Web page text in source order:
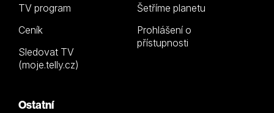
TV program
Ceník
Sledovat TV
(moje.telly.cz)
Šetříme planetu
Prohlášení o
přístupnosti
Ostatní